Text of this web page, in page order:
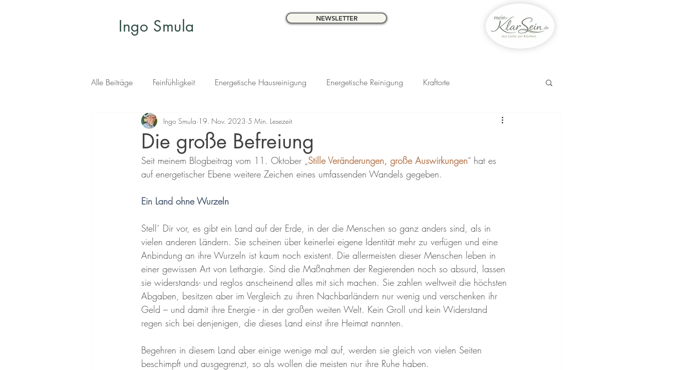
Ingo Smula NEWSLETTER
Alle Beiträge Feinfühligkeit Energetische Hausreinigung Energetische Reinigung Kraftorte
Die große Befreiung
Ingo Smula 19. Nov. 2023 5 Min. Lesezeit
Seit meinem Blogbeitrag vom 11. Oktober „Stille Veränderungen, große Auswirkungen“ hat es
auf energetischer Ebene weitere Zeichen eines umfassenden Wandels gegeben.
Ein Land ohne Wurzeln
Stell´ Dir vor, es gibt ein Land auf der Erde, in der die Menschen so ganz anders sind, als in
vielen anderen Ländern. Sie scheinen über keinerlei eigene Identität mehr zu verfügen und eine
Anbindung an ihre Wurzeln ist kaum noch existent. Die allermeisten dieser Menschen leben in
einer gewissen Art von Lethargie. Sind die Maßnahmen der Regierenden noch so absurd, lassen
sie widerstands- und reglos anscheinend alles mit sich machen. Sie zahlen weltweit die höchsten
Abgaben, besitzen aber im Vergleich zu ihren Nachbarländern nur wenig und verschenken ihr
Geld – und damit ihre Energie - in der großen weiten Welt. Kein Groll und kein Widerstand
regen sich bei denjenigen, die dieses Land einst ihre Heimat nannten.
Begehren in diesem Land aber einige wenige mal auf, werden sie gleich von vielen Seiten
beschimpft und ausgegrenzt, so als wollen die meisten nur ihre Ruhe haben.